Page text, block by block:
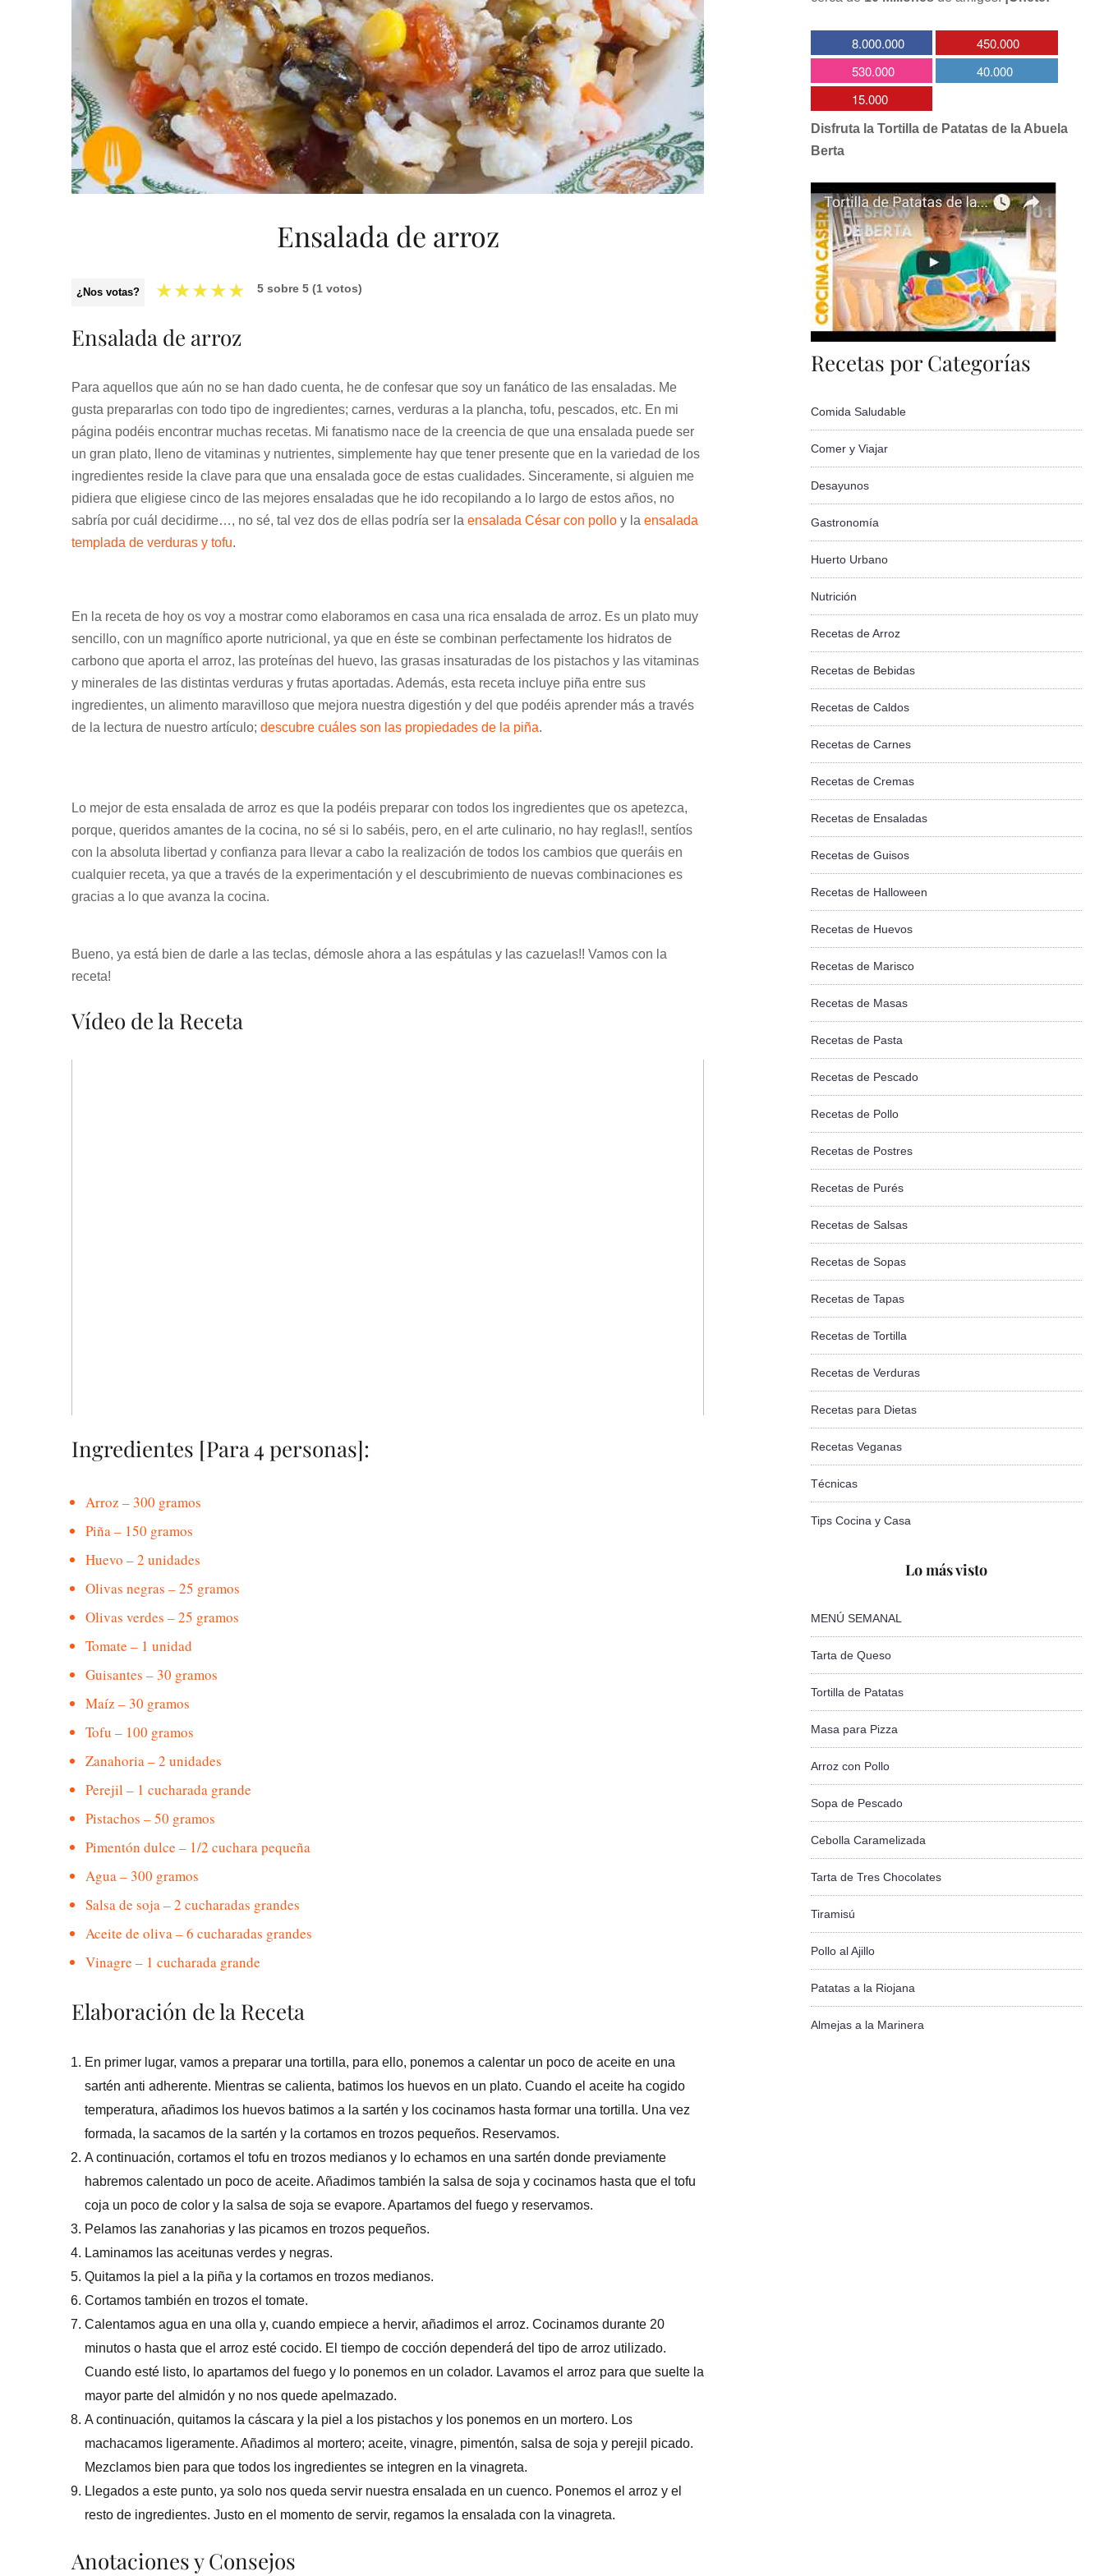
Ensalada de arroz
¿Nos votas? ★★★★★ 5 sobre 5 (1 votos)
Ensalada de arroz
Para aquellos que aún no se han dado cuenta, he de confesar que soy un fanático de las ensaladas. Me
gusta prepararlas con todo tipo de ingredientes; carnes, verduras a la plancha, tofu, pescados, etc. En mi
página podéis encontrar muchas recetas. Mi fanatismo nace de la creencia de que una ensalada puede ser
un gran plato, lleno de vitaminas y nutrientes, simplemente hay que tener presente que en la variedad de los
ingredientes reside la clave para que una ensalada goce de estas cualidades. Sinceramente, si alguien me
pidiera que eligiese cinco de las mejores ensaladas que he ido recopilando a lo largo de estos años, no
sabría por cuál decidirme…, no sé, tal vez dos de ellas podría ser la ensalada César con pollo y la ensalada
templada de verduras y tofu.
En la receta de hoy os voy a mostrar como elaboramos en casa una rica ensalada de arroz. Es un plato muy
sencillo, con un magnífico aporte nutricional, ya que en éste se combinan perfectamente los hidratos de
carbono que aporta el arroz, las proteínas del huevo, las grasas insaturadas de los pistachos y las vitaminas
y minerales de las distintas verduras y frutas aportadas. Además, esta receta incluye piña entre sus
ingredientes, un alimento maravilloso que mejora nuestra digestión y del que podéis aprender más a través
de la lectura de nuestro artículo; descubre cuáles son las propiedades de la piña.
Lo mejor de esta ensalada de arroz es que la podéis preparar con todos los ingredientes que os apetezca,
porque, queridos amantes de la cocina, no sé si lo sabéis, pero, en el arte culinario, no hay reglas!!, sentíos
con la absoluta libertad y confianza para llevar a cabo la realización de todos los cambios que queráis en
cualquier receta, ya que a través de la experimentación y el descubrimiento de nuevas combinaciones es
gracias a lo que avanza la cocina.
Bueno, ya está bien de darle a las teclas, démosle ahora a las espátulas y las cazuelas!! Vamos con la
receta!
Vídeo de la Receta
Ingredientes [Para 4 personas]:
Arroz – 300 gramos
Piña – 150 gramos
Huevo – 2 unidades
Olivas negras – 25 gramos
Olivas verdes – 25 gramos
Tomate – 1 unidad
Guisantes – 30 gramos
Maíz – 30 gramos
Tofu – 100 gramos
Zanahoria – 2 unidades
Perejil – 1 cucharada grande
Pistachos – 50 gramos
Pimentón dulce – 1/2 cuchara pequeña
Agua – 300 gramos
Salsa de soja – 2 cucharadas grandes
Aceite de oliva – 6 cucharadas grandes
Vinagre – 1 cucharada grande
Elaboración de la Receta
En primer lugar, vamos a preparar una tortilla, para ello, ponemos a calentar un poco de aceite en una
sartén anti adherente. Mientras se calienta, batimos los huevos en un plato. Cuando el aceite ha cogido
temperatura, añadimos los huevos batimos a la sartén y los cocinamos hasta formar una tortilla. Una vez
formada, la sacamos de la sartén y la cortamos en trozos pequeños. Reservamos.
A continuación, cortamos el tofu en trozos medianos y lo echamos en una sartén donde previamente
habremos calentado un poco de aceite. Añadimos también la salsa de soja y cocinamos hasta que el tofu
coja un poco de color y la salsa de soja se evapore. Apartamos del fuego y reservamos.
Pelamos las zanahorias y las picamos en trozos pequeños.
Laminamos las aceitunas verdes y negras.
Quitamos la piel a la piña y la cortamos en trozos medianos.
Cortamos también en trozos el tomate.
Calentamos agua en una olla y, cuando empiece a hervir, añadimos el arroz. Cocinamos durante 20
minutos o hasta que el arroz esté cocido. El tiempo de cocción dependerá del tipo de arroz utilizado.
Cuando esté listo, lo apartamos del fuego y lo ponemos en un colador. Lavamos el arroz para que suelte la
mayor parte del almidón y no nos quede apelmazado.
A continuación, quitamos la cáscara y la piel a los pistachos y los ponemos en un mortero. Los
machacamos ligeramente. Añadimos al mortero; aceite, vinagre, pimentón, salsa de soja y perejil picado.
Mezclamos bien para que todos los ingredientes se integren en la vinagreta.
Llegados a este punto, ya solo nos queda servir nuestra ensalada en un cuenco. Ponemos el arroz y el
resto de ingredientes. Justo en el momento de servir, regamos la ensalada con la vinagreta.
Anotaciones y Consejos
8.000.000
450.000
530.000
40.000
15.000
Disfruta la Tortilla de Patatas de la Abuela
Berta
Recetas por Categorías
Comida Saludable
Comer y Viajar
Desayunos
Gastronomía
Huerto Urbano
Nutrición
Recetas de Arroz
Recetas de Bebidas
Recetas de Caldos
Recetas de Carnes
Recetas de Cremas
Recetas de Ensaladas
Recetas de Guisos
Recetas de Halloween
Recetas de Huevos
Recetas de Marisco
Recetas de Masas
Recetas de Pasta
Recetas de Pescado
Recetas de Pollo
Recetas de Postres
Recetas de Purés
Recetas de Salsas
Recetas de Sopas
Recetas de Tapas
Recetas de Tortilla
Recetas de Verduras
Recetas para Dietas
Recetas Veganas
Técnicas
Tips Cocina y Casa
Lo más visto
MENÚ SEMANAL
Tarta de Queso
Tortilla de Patatas
Masa para Pizza
Arroz con Pollo
Sopa de Pescado
Cebolla Caramelizada
Tarta de Tres Chocolates
Tiramisú
Pollo al Ajillo
Patatas a la Riojana
Almejas a la Marinera